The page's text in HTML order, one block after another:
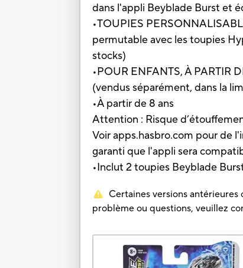
dans l'appli Beyblade Burst et
•TOUPIES
permutable avec les toupies
stocks)
•POUR ENFANTS, À PARTIR
(vendus séparément, dans la
•À partir de 8 ans
Attention : Risque
Voir apps.hasbro.com pour de
garanti que l'appli sera
•Inclut 2 toupies Beyblade
Certaines versions
problème ou questions, veuillez